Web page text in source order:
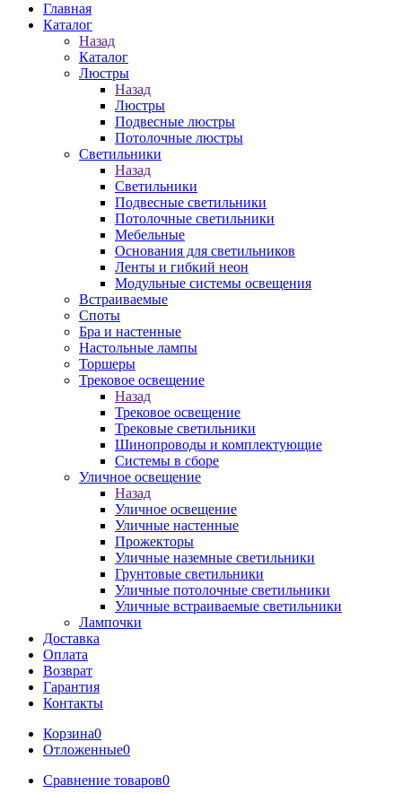
Главная
Каталог
Назад
Каталог
Люстры
Назад
Люстры
Подвесные люстры
Потолочные люстры
Светильники
Назад
Светильники
Подвесные светильники
Потолочные светильники
Мебельные
Основания для светильников
Ленты и гибкий неон
Модульные системы освещения
Встраиваемые
Споты
Бра и настенные
Настольные лампы
Торшеры
Трековое освещение
Назад
Трековое освещение
Трековые светильники
Шинопроводы и комплектующие
Системы в сборе
Уличное освещение
Назад
Уличное освещение
Уличные настенные
Прожекторы
Уличные наземные светильники
Грунтовые светильники
Уличные потолочные светильники
Уличные встраиваемые светильники
Лампочки
Доставка
Оплата
Возврат
Гарантия
Контакты
Корзина0
Отложенные0
Сравнение товаров0